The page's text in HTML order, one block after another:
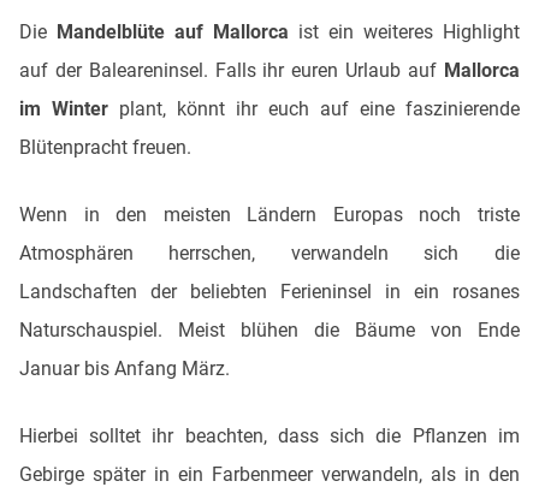
Die Mandelblüte auf Mallorca ist ein weiteres Highlight
auf der Baleareninsel. Falls ihr euren Urlaub auf Mallorca
im Winter plant, könnt ihr euch auf eine faszinierende
Blütenpracht freuen.
Wenn in den meisten Ländern Europas noch triste
Atmosphären herrschen, verwandeln sich die
Landschaften der beliebten Ferieninsel in ein rosanes
Naturschauspiel. Meist blühen die Bäume von Ende
Januar bis Anfang März.
Hierbei solltet ihr beachten, dass sich die Pflanzen im
Gebirge später in ein Farbenmeer verwandeln, als in den